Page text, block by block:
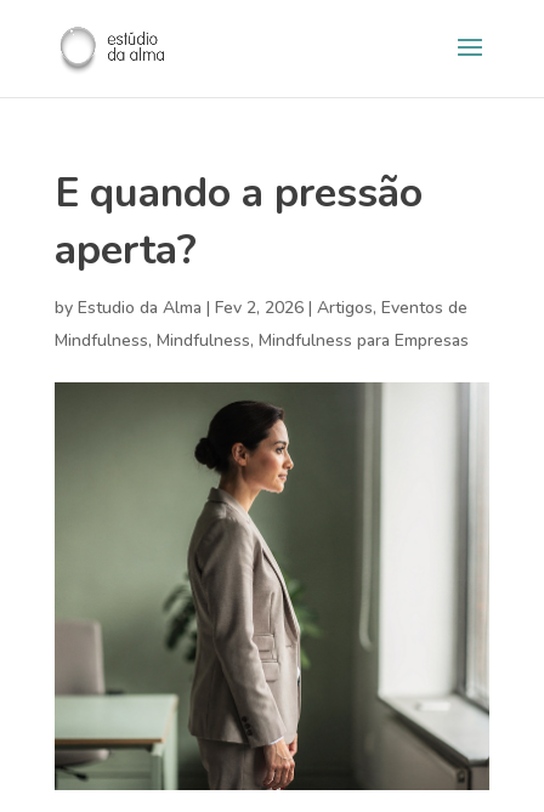
E quando a pressão
aperta?
by Estudio da Alma | Fev 2, 2026| Artigos, Eventos de
Mindfulness, Mindfulness, Mindfulness para Empresas